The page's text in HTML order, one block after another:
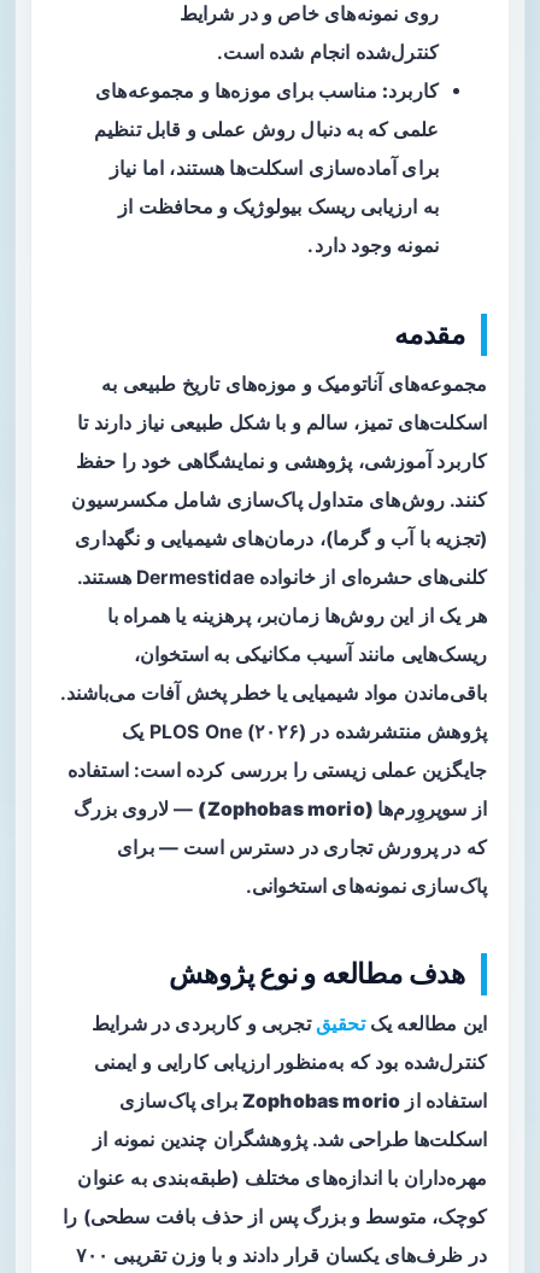
روی نمونه‌های خاص و در شرایط
کنترل‌شده انجام شده است.
کاربرد: مناسب برای موزه‌ها و مجموعه‌های
علمی که به دنبال روش عملی و قابل تنظیم
برای آماده‌سازی اسکلت‌ها هستند، اما نیاز
به ارزیابی ریسک بیولوژیک و محافظت از
نمونه وجود دارد.
مقدمه
مجموعه‌های آناتومیک و موزه‌های تاریخ طبیعی به
اسکلت‌های تمیز، سالم و با شکل طبیعی نیاز دارند تا
کاربرد آموزشی، پژوهشی و نمایشگاهی خود را حفظ
کنند. روش‌های متداول پاک‌سازی شامل مکسرسیون
(تجزیه با آب و گرما)، درمان‌های شیمیایی و نگهداری
کلنی‌های حشره‌ای از خانواده Dermestidae هستند.
هر یک از این روش‌ها زمان‌بر، پرهزینه یا همراه با
ریسک‌هایی مانند آسیب مکانیکی به استخوان،
باقی‌ماندن مواد شیمیایی یا خطر پخش آفات می‌باشند.
پژوهش منتشرشده در PLOS One (۲۰۲۶) یک
جایگزین عملی زیستی را بررسی کرده است: استفاده
از سوپروِرم‌ها (Zophobas morio)
— لاروی بزرگ
که در پرورش تجاری در دسترس است — برای
پاک‌سازی نمونه‌های استخوانی.
هدف مطالعه و نوع پژوهش
این مطالعه یکتحقیق تجربی و کاربردی در شرایط
کنترل‌شده بود که به‌منظور ارزیابی کارایی و ایمنی
استفاده از Zophobas morio برای پاک‌سازی
اسکلت‌ها طراحی شد. پژوهشگران چندین نمونه از
مهره‌داران با اندازه‌های مختلف (طبقه‌بندی به عنوان
کوچک، متوسط و بزرگ پس از حذف بافت سطحی) را
در ظرف‌های یکسان قرار دادند و با وزن تقریبی ۷۰۰